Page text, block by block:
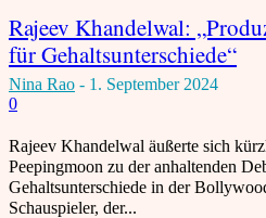
Rajeev Khandelwal:
für Gehaltsunterschiede“
Nina Rao - 1. September 2024
0
Rajeev Khandelwal äußerte sich
Peepingmoon zu der anhaltenden
Gehaltsunterschiede in der
Schauspieler, der...